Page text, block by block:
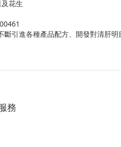
花生
斷引進各種產品配方、開發對清肝
務